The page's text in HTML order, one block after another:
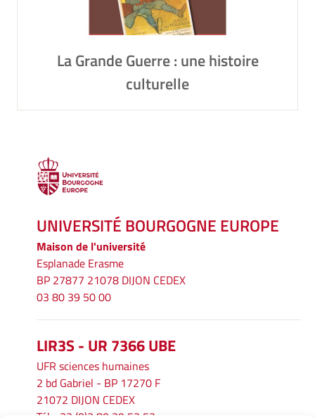
La Grande Guerre : une histoire
culturelle
UNIVERSITÉ BOURGOGNE EUROPE
Maison de l'université
Esplanade Erasme
BP 27877 21078 DIJON CEDEX
03 80 39 50 00
LIR3S - UR 7366 UBE
UFR sciences humaines
2 bd Gabriel - BP 17270 F
21072 DIJON CEDEX